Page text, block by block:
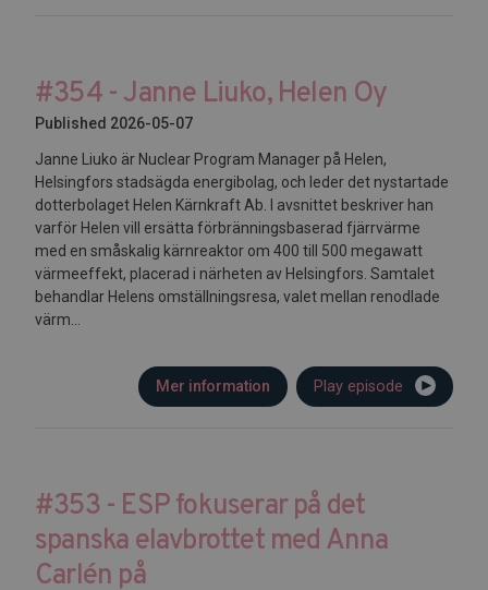
#354 - Janne Liuko, Helen Oy
Published 2026-05-07
Janne Liuko är Nuclear Program Manager på Helen,
Helsingfors stadsägda energibolag, och leder det nystartade
dotterbolaget Helen Kärnkraft Ab. I avsnittet beskriver han
varför Helen vill ersätta förbränningsbaserad fjärrvärme
med en småskalig kärnreaktor om 400 till 500 megawatt
värmeeffekt, placerad i närheten av Helsingfors. Samtalet
behandlar Helens omställningsresa, valet mellan renodlade
värm...
Play episode
Mer information
#353 - ESP fokuserar på det
spanska elavbrottet med Anna
Carlén på